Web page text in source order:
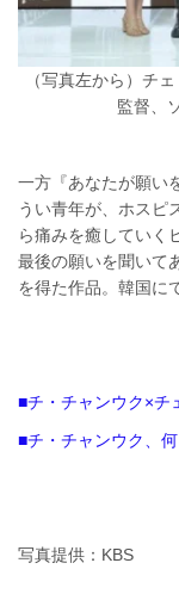
（写真左から）チ
監督、
一方『あなたが願い
うい青年が、ホスピ
ら痛みを癒していく
最後の願いを聞いて
を得た作品。韓国に
■チ・チャンウク×チ
■チ・チャンウク、
写真提供：KBS